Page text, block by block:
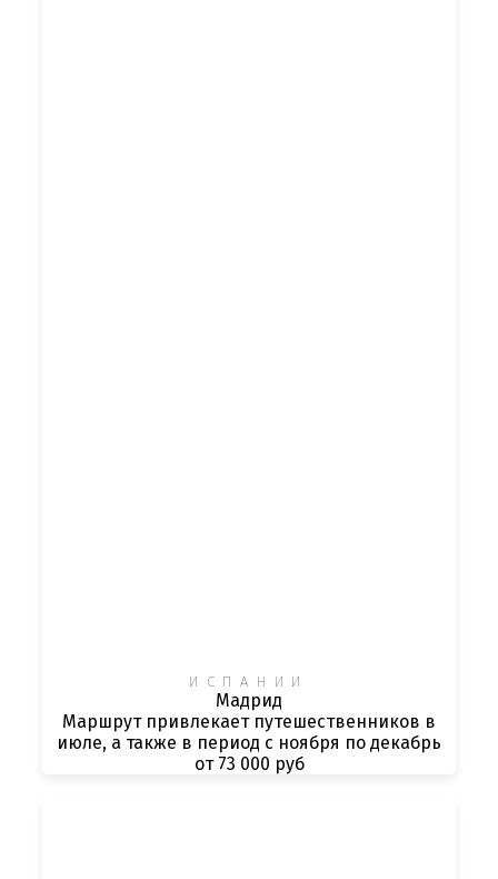
ИСПАНИИ
Мадрид
Маршрут привлекает путешественников в
июле, а также в период с ноября по декабрь
от 73 000 руб